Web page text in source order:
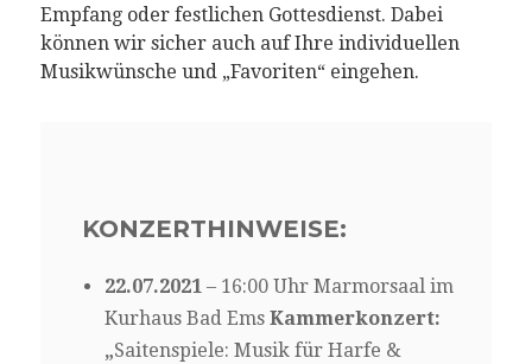
Empfang oder festlichen Gottesdienst. Dabei
können wir sicher auch auf Ihre individuellen
Musikwünsche und „Favoriten“ eingehen.
KONZERTHINWEISE:
22.07.2021 – 16:00 Uhr Marmorsaal im
Kurhaus Bad Ems Kammerkonzert:
„Saitenspiele: Musik für Harfe &